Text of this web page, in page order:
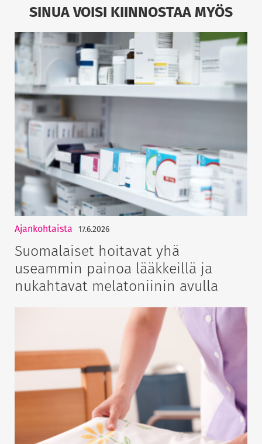
SINUA VOISI KIINNOSTAA MYÖS
Ajankohtaista 17.6.2026
Suomalaiset hoitavat yhä
useammin painoa lääkkeillä ja
nukahtavat melatoniinin avulla